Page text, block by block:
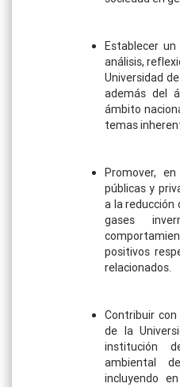
Establecer
análisis,
Universidad
además del
ámbito
temas
Promover,
públicas y
a la reducción
gases
positivos
relacionados.
Contribuir
de la
institución
ambiental
incluyendo